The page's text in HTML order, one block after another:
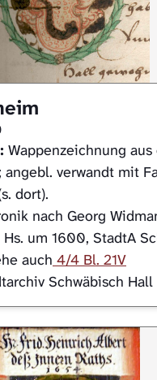
Wappenzeichnung
angebl. verwandt mit
dort).
nach Georg
um 1600, StadtA
auch 4/4 Bl. 21V
Schwäbisch Hall